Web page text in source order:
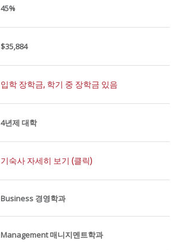
45%
$35,884
입학 장학금, 학기 중 장학금 있음
4년제 대학
기숙사 자세히 보기 (클릭)
Business 경영학과
Management 매니지멘트학과